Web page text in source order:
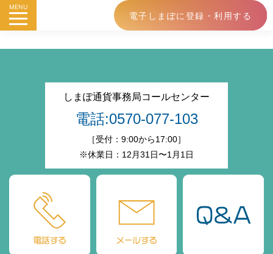
MENU
電子しまぽに登録・利用する
しまぽ通貨事務局コールセンター
電話:0570-077-103
［受付：9:00から17:00］
※休業日：12月31日〜1月1日